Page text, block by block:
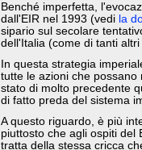
Benché imperfetta,
dall'EIR nel 1993 (vedi la
sipario sul secolare
dell'Italia (come di tanti altri
In questa strategia
tutte le azioni che
stato di molto precedente
di fatto preda del sistema
A questo riguardo, è più
piuttosto che agli ospiti del
tratta della stessa cricca